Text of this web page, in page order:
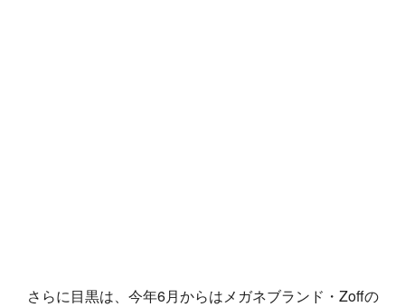
さらに目黒は、今年6月からはメガネブランド・Zoffの